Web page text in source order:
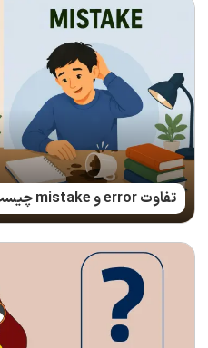
تفاوت error و mistake چیست؟